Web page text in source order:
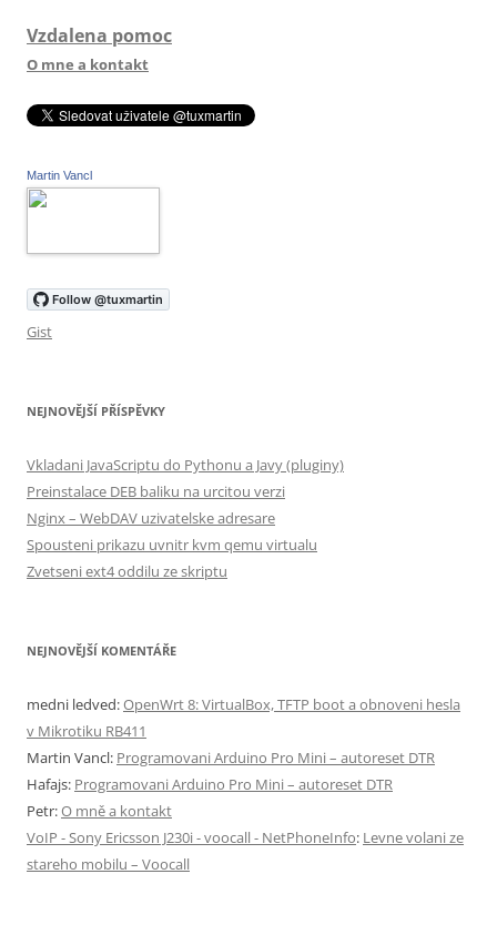
Vzdalena pomoc
O mne a kontakt
Martin Vancl
Gist
NEJNOVĚJŠÍ PŘÍSPĚVKY
Vkladani JavaScriptu do Pythonu a Javy (pluginy)
Preinstalace DEB baliku na urcitou verzi
Nginx – WebDAV uzivatelske adresare
Spousteni prikazu uvnitr kvm qemu virtualu
Zvetseni ext4 oddilu ze skriptu
NEJNOVĚJŠÍ KOMENTÁŘE
medni ledved:OpenWrt 8: VirtualBox, TFTP boot a obnoveni hesla
v Mikrotiku RB411
Martin Vancl: Programovani Arduino Pro Mini – autoreset DTR
Hafajs: Programovani Arduino Pro Mini – autoreset DTR
Petr:O mně a kontakt
VoIP - Sony Ericsson J230i - voocall - NetPhoneInfo: Levne volani ze
stareho mobilu – Voocall